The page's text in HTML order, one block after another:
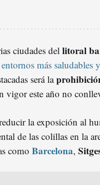
ciudades del litoral
más saludables
será la
vigor este año no
la exposición al
de las colillas en la
como Barcelona,